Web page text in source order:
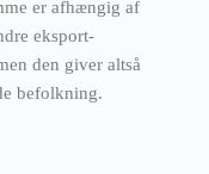
er afhængig af
eksport-
den giver altså
befolkning.